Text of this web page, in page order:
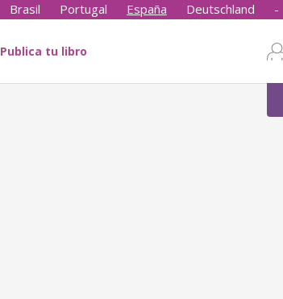
Brasil Portugal España Deutschland -
Publica tu libro